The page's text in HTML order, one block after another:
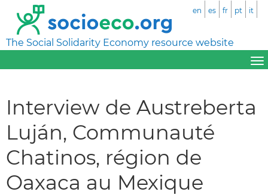
The Social Solidarity Economy resource website
en es fr pt it
Interview de Austreberta
Luján, Communauté
Chatinos, région de
Oaxaca au Mexique